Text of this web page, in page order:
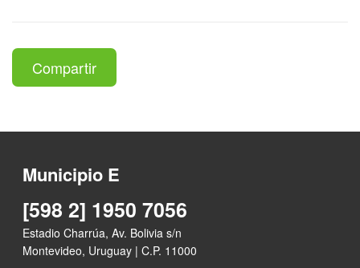
Compartir
Municipio E
[598 2] 1950 7056
Estadio Charrúa, Av. Bolivia s/n
Montevideo, Uruguay | C.P. 11000